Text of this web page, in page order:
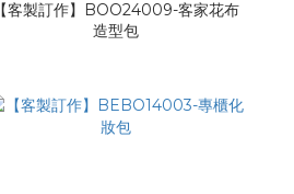
【客製訂作】BOO24009-客家花布
造型包